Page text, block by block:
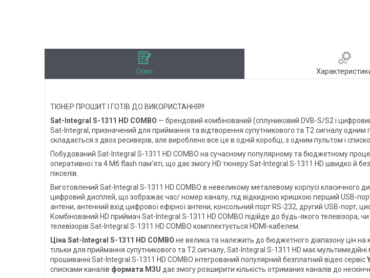
Опис
ТЮНЕР ПРОШИТ І ГОТІВ ДО ВИКОРИСТАННЯ!!!
Sat-Integral S-1311 HD COMBO — брендовий комбінований (сплуниковий DVB-S/S2 і
Sat-Integral, призначений для приймання та відтворення супутникового та Т2 сигналу
складається з двох ресиверів, але вироблено все це в одній коробці, з одним пультом і
Побудований Sat-Integral S-1311 HD COMBO на сучасному популярному та бюджетному
оперативної та 4 Мб flash пам'яті, що дає змогу HD тюнеру Sat-Integral S-1311 HD швидко й
пікселів.
Виготовлений Sat-Integral S-1311 HD COMBO в невеликому металевому корпусі класичного
цифровий дисплей, що зображає час/ номер каналу, під відкидною кришкою перший USB-
антени, антенний вхід цифрової ефірної антени, консольний порт RS-232, другий USB-порт,
Комбінований HD приймач Sat-Integral S-1311 HD COMBO підійде до будь-якого телевізора,
телевізорів Sat-Integral S-1311 HD COMBO комплектується HDMI-кабелем.
Ціна Sat-Integral S-1311 HD COMBO не велика та належить до бюджетного діапазону цін на
тільки для приймання супутникового та Т2 сигналу, Sat-Integral S-1311 HD має мультимедійні
прошиванні Sat-Integral S-1311 HD COMBO інтегрований популярний безплатний відео сервіс
списками каналів формата M3U дає змогу розширити кількість отриманих каналів до